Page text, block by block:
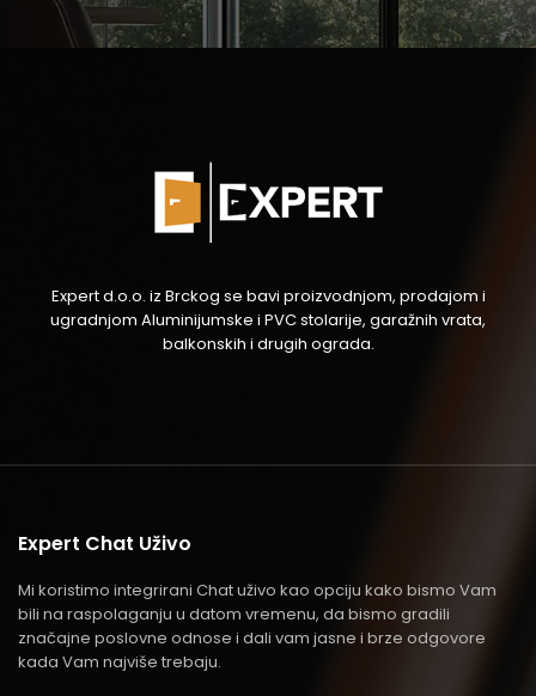
Expert d.o.o. iz Brckog se bavi proizvodnjom, prodajom i
ugradnjom Aluminijumske i PVC stolarije, garažnih vrata,
balkonskih i drugih ograda.
Expert Chat Uživo
Mi koristimo integrirani Chat uživo kao opciju kako bismo Vam
bili na raspolaganju u datom vremenu, da bismo gradili
značajne poslovne odnose i dali vam jasne i brze odgovore
kada Vam najviše trebaju.